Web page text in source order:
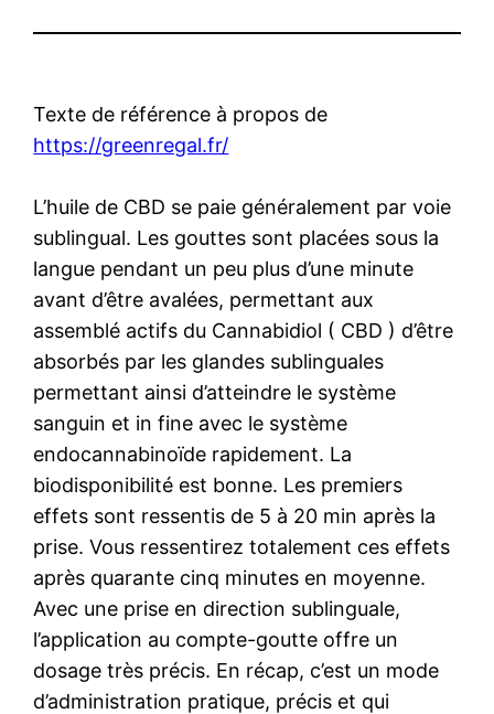
Texte de référence à propos de
https://greenregal.fr/
L’huile de CBD se paie généralement par voie
sublingual. Les gouttes sont placées sous la
langue pendant un peu plus d’une minute
avant d’être avalées, permettant aux
assemblé actifs du Cannabidiol ( CBD ) d’être
absorbés par les glandes sublinguales
permettant ainsi d’atteindre le système
sanguin et in fine avec le système
endocannabinoïde rapidement. La
biodisponibilité est bonne. Les premiers
effets sont ressentis de 5 à 20 min après la
prise. Vous ressentirez totalement ces effets
après quarante cinq minutes en moyenne.
Avec une prise en direction sublinguale,
l’application au compte-goutte offre un
dosage très précis. En récap, c’est un mode
d’administration pratique, précis et qui